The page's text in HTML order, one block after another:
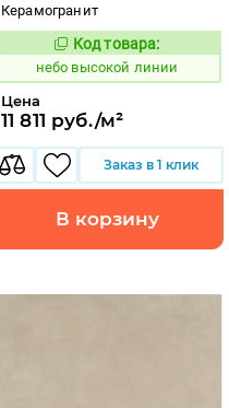
Керамогранит
1111419
Код товара:
небо высокой линии
Цена
11 811 руб./м²
Заказ в 1 клик
В корзину